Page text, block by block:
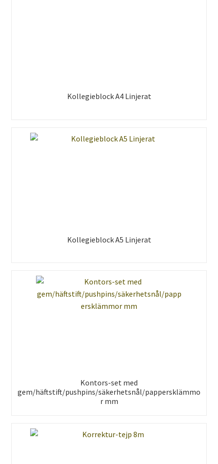
Kollegieblock A4 Linjerat
Kollegieblock A5 Linjerat
Kontors-set med
gem/häftstift/pushpins/säkerhetsnål/pappersklämmo
r mm